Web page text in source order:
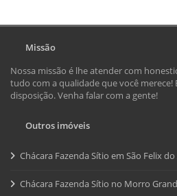
Missão
Nossa missão é lhe atender com
tudo com a qualidade que você merece!
disposição. Venha falar com a gente!
Outros imóveis
Chácara Fazenda Sítio em São Felix
Chácara Fazenda Sítio no Morro